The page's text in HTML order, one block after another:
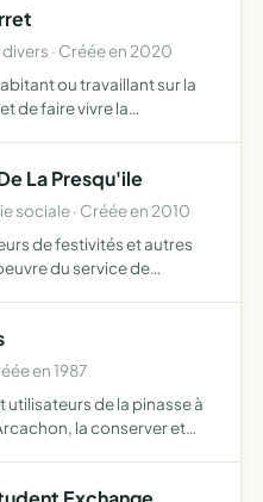
· Créée en 2020
ou travaillant sur la
de faire vivre la
La Presqu'ile
sociale · Créée en 2010
de festivités et autres
du service de
en 1987
de la pinasse à
la conserver et